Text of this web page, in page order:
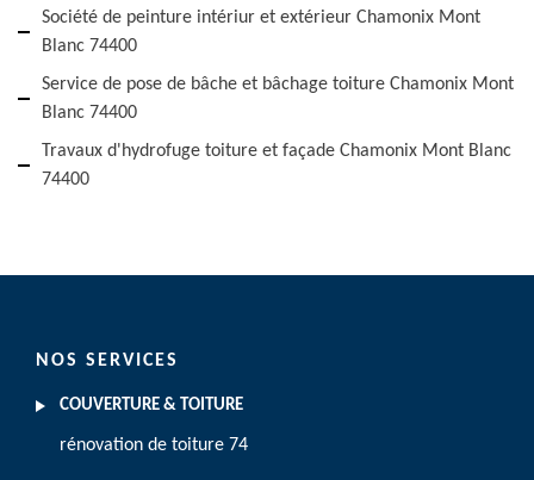
Société de peinture intériur et extérieur Chamonix Mont
Blanc 74400
Service de pose de bâche et bâchage toiture Chamonix Mont
Blanc 74400
Travaux d'hydrofuge toiture et façade Chamonix Mont Blanc
74400
NOS SERVICES
COUVERTURE & TOITURE
rénovation de toiture 74